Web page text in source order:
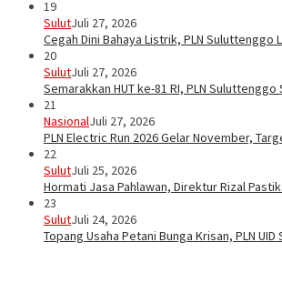
19
SulutJuli 27, 2026
Cegah Dini Bahaya Listrik, PLN Suluttenggo
20
SulutJuli 27, 2026
Semarakkan HUT ke-81 RI, PLN
21
NasionalJuli 27, 2026
PLN Electric Run 2026 Gelar November,
22
SulutJuli 25, 2026
Hormati Jasa Pahlawan, Direktur Rizal
23
SulutJuli 24, 2026
Topang Usaha Petani Bunga Krisan, PLN